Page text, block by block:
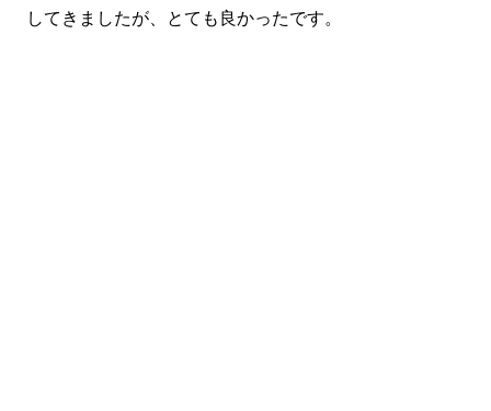
してきましたが、とても良かったです。